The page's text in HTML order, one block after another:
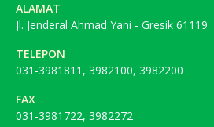
ALAMAT
Jl. Jenderal Ahmad Yani - Gresik 61119
TELEPON
031-3981811, 3982100, 3982200
FAX
031-3981722, 3982272